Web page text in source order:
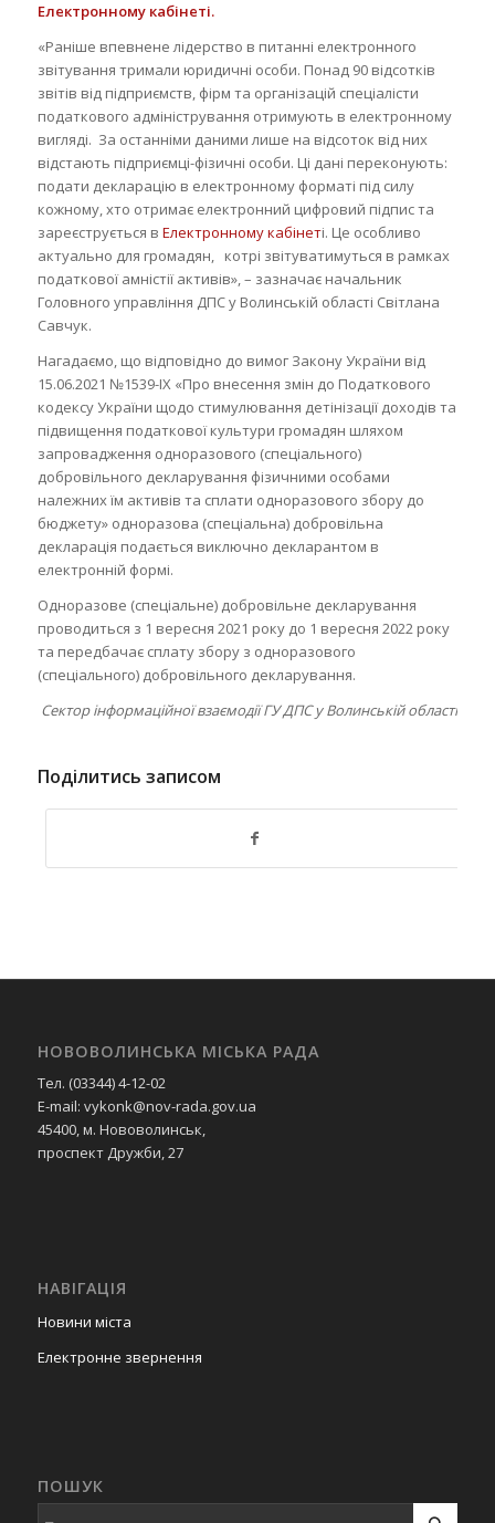
Електронному кабінеті.
«Раніше впевнене лідерство в питанні електронного
звітування тримали юридичні особи. Понад 90 відсотків
звітів від підприємств, фірм та організацій спеціалісти
податкового адміністрування отримують в електронному
вигляді. За останніми даними лише на відсоток від них
відстають підприємці-фізичні особи. Ці дані переконують:
подати декларацію в електронному форматі під силу
кожному, хто отримає електронний цифровий підпис та
зареєструється в Електронному кабінеті. Це особливо
актуально для громадян, котрі звітуватимуться в рамках
податкової амністії активів», – зазначає начальник
Головного управління ДПС у Волинській області Світлана
Савчук.
Нагадаємо, що відповідно до вимог Закону України від
15.06.2021 №1539-IX «Про внесення змін до Податкового
кодексу України щодо стимулювання детінізації доходів та
підвищення податкової культури громадян шляхом
запровадження одноразового (спеціального)
добровільного декларування фізичними особами
належних їм активів та сплати одноразового збору до
бюджету» одноразова (спеціальна) добровільна
декларація подається виключно декларантом в
електронній формі.
Одноразове (спеціальне) добровільне декларування
проводиться з 1 вересня 2021 року до 1 вересня 2022 року
та передбачає сплату збору з одноразового
(спеціального) добровільного декларування.
Сектор інформаційної взаємодіїГУ ДПС у Волинській області
Поділитись записом
НОВОВОЛИНСЬКА МІСЬКА РАДА
Тел. (03344) 4-12-02
E-mail: vykonk@nov-rada.gov.ua
45400, м. Нововолинськ,
проспект Дружби, 27
НАВІГАЦІЯ
Новини міста
Електронне звернення
ПОШУК